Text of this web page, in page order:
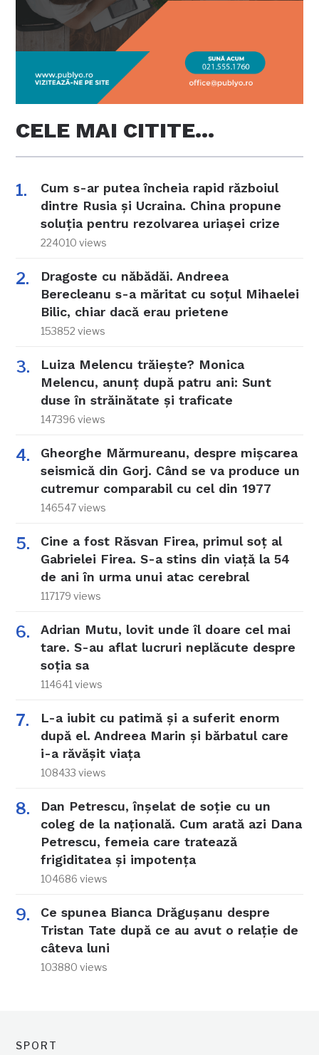
CELE MAI CITITE…
Cum s-ar putea încheia rapid războiul
dintre Rusia și Ucraina. China propune
soluția pentru rezolvarea uriașei crize
224010 views
Dragoste cu năbădăi. Andreea
Berecleanu s-a măritat cu soțul Mihaelei
Bilic, chiar dacă erau prietene
153852 views
Luiza Melencu trăiește? Monica
Melencu, anunț după patru ani: Sunt
duse în străinătate și traficate
147396 views
Gheorghe Mărmureanu, despre mișcarea
seismică din Gorj. Când se va produce un
cutremur comparabil cu cel din 1977
146547 views
Cine a fost Răsvan Firea, primul soț al
Gabrielei Firea. S-a stins din viață la 54
de ani în urma unui atac cerebral
117179 views
Adrian Mutu, lovit unde îl doare cel mai
tare. S-au aflat lucruri neplăcute despre
soția sa
114641 views
L-a iubit cu patimă și a suferit enorm
după el. Andreea Marin și bărbatul care
i-a răvășit viața
108433 views
Dan Petrescu, înșelat de soție cu un
coleg de la națională. Cum arată azi Dana
Petrescu, femeia care tratează
frigiditatea și impotența
104686 views
Ce spunea Bianca Drăgușanu despre
Tristan Tate după ce au avut o relație de
câteva luni
103880 views
SPORT